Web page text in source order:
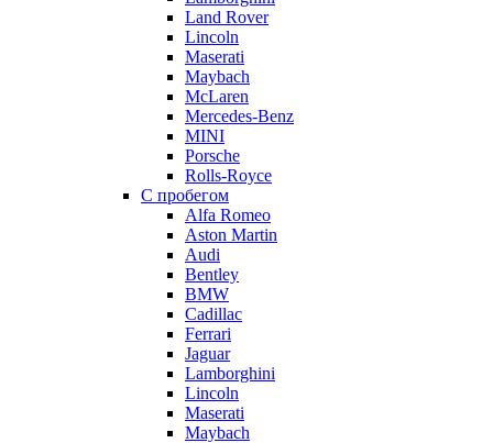
Land Rover
Lincoln
Maserati
Maybach
McLaren
Mercedes-Benz
MINI
Porsche
Rolls-Royce
С пробегом
Alfa Romeo
Aston Martin
Audi
Bentley
BMW
Cadillac
Ferrari
Jaguar
Lamborghini
Lincoln
Maserati
Maybach